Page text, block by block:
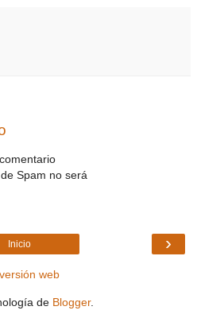
Spam no será
›
Inicio
web
de Blogger.